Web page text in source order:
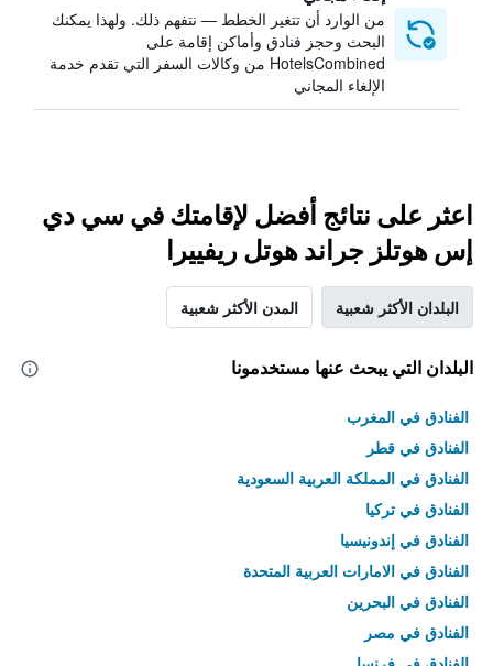
من الوارد أن تتغير الخطط — نتفهم ذلك. ولهذا يمكنك
البحث وحجز فنادق وأماكن إقامة على
HotelsCombined من وكالات السفر التي تقدم خدمة
الإلغاء المجاني
اعثر على نتائج أفضل لإقامتك في سي دي
إس هوتلز جراند هوتل ريفييرا
البلدان الأكثر شعبية المدن الأكثر شعبية
البلدان التي يبحث عنها مستخدمونا
الفنادق في المغرب
الفنادق في قطر
الفنادق في المملكة العربية السعودية
الفنادق في تركيا
الفنادق في إندونيسيا
الفنادق في الامارات العربية المتحدة
الفنادق في البحرين
الفنادق في مصر